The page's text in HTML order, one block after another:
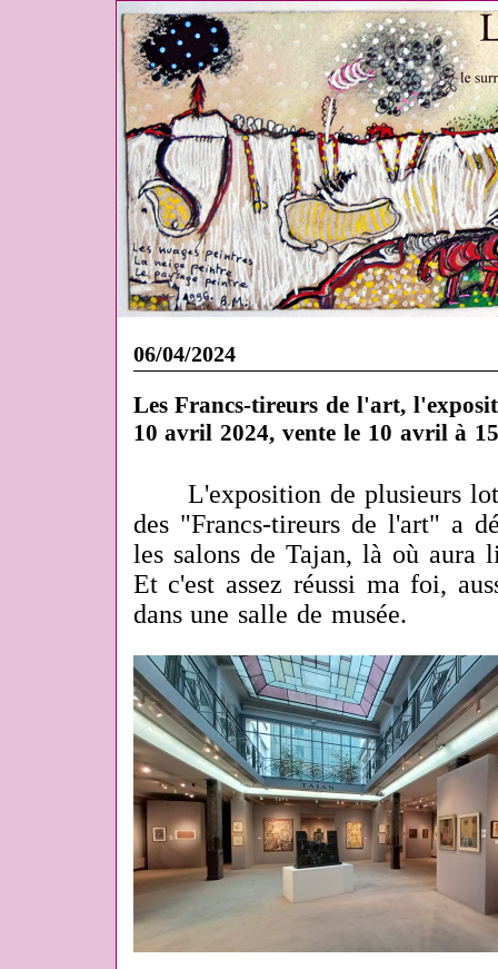
06/04/2024
Les Francs-tireurs de l'art,
10 avril 2024, vente le 10 avril à
L'exposition de plusieurs
des "Francs-tireurs de l'art" a
les salons de Tajan, là où
Et c'est assez réussi ma foi,
dans une salle de musée.